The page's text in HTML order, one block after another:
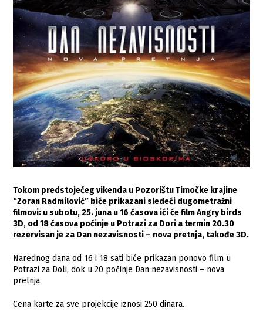
Tokom predstojećeg vikenda u Pozorištu Timočke krajine
“Zoran Radmilović” biće prikazani sledeći dugometražni
filmovi: u subotu, 25. juna u 16 časova ići će film Angry birds
3D, od 18 časova počinje u Potrazi za Dori a termin 20.30
rezervisan je za Dan nezavisnosti – nova pretnja, takođe 3D.
Narednog dana od 16 i 18 sati biće prikazan ponovo film u
Potrazi za Doli, dok u 20 počinje Dan nezavisnosti – nova
pretnja.
Cena karte za sve projekcije iznosi 250 dinara.